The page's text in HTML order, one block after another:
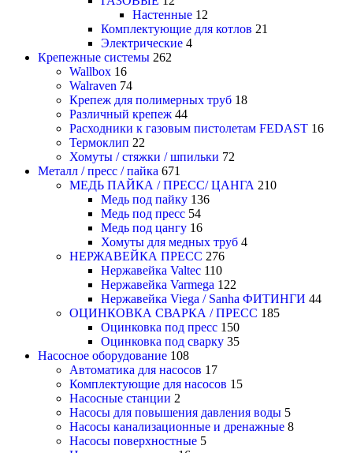
Настенные 12
Комплектующие для котлов 21
Электрические 4
Крепежные системы 262
Wallbox 16
Walraven 74
Крепеж для полимерных труб 18
Различный крепеж 44
Расходники к газовым пистолетам FEDAST 16
Термоклип 22
Хомуты / стяжки / шпильки 72
Металл / пресс / пайка 671
МЕДЬ ПАЙКА / ПРЕСС/ ЦАНГА 210
Медь под пайку 136
Медь под пресс 54
Медь под цангу 16
Хомуты для медных труб 4
НЕРЖАВЕЙКА ПРЕСС 276
Нержавейка Valtec 110
Нержавейка Varmega 122
Нержавейка Viega / Sanha ФИТИНГИ 44
ОЦИНКОВКА СВАРКА / ПРЕСС 185
Оцинковка под пресс 150
Оцинковка под сварку 35
Насосное оборудование 108
Автоматика для насосов 17
Комплектующие для насосов 15
Насосные станции 2
Насосы для повышения давления воды 5
Насосы канализационные и дренажные 8
Насосы поверхностные 5